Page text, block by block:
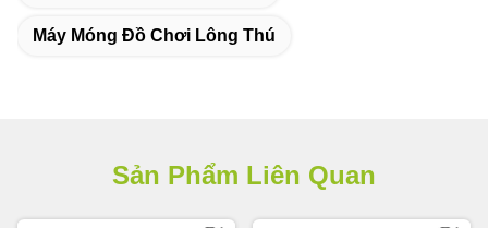
Máy Móng Đồ Chơi Lông Thú
Sản Phẩm Liên Quan